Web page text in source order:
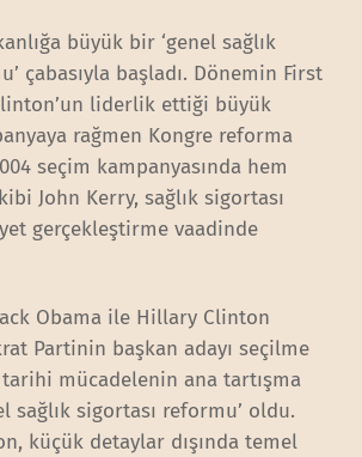
büyük bir ‘genel sağlık
çabasıyla başladı. Dönemin First
liderlik ettiği büyük
rağmen Kongre reforma
seçim kampanyasında hem
John Kerry, sağlık sigortası
gerçekleştirme vaadinde
Obama ile Hillary Clinton
Partinin başkan adayı seçilme
mücadelenin ana tartışma
sağlık sigortası reformu’ oldu.
küçük detaylar dışında temel